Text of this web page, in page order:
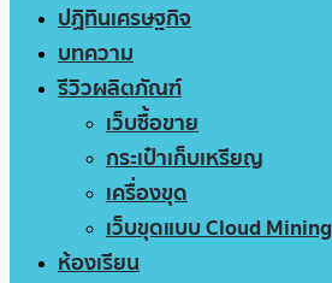
ปฏิทินเศรษฐกิจ
บทความ
รีวิวผลิตภัณฑ์
เว็บซื้อขาย
กระเป๋าเก็บเหรียญ
เครื่องขุด
เว็บขุดแบบ Cloud Mining
ห้องเรียน